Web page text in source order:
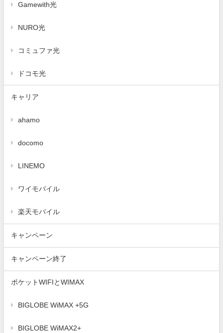
Gamewith光
NURO光
コミュファ光
ドコモ光
キャリア
ahamo
docomo
LINEMO
ワイモバイル
楽天モバイル
キャンペーン
キャンペーン終了
ポケットWIFIとWIMAX
BIGLOBE WiMAX +5G
BIGLOBE WiMAX2+